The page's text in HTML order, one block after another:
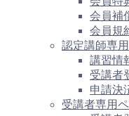
会員補
会員規
認定講師専
講習情
受講者
申請決
受講者専用